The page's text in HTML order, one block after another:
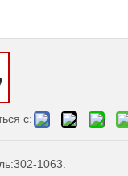
с:
302-1063.